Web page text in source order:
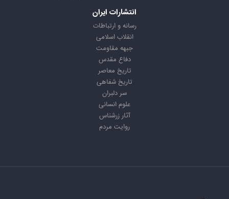
انتشارات ایران
رسانه و ارتباطات
انقلاب اسلامی
جبهه مقاومت
دفاع مقدس
تاریخ معاصر
تاریخ شفاهی
سر دلبران
علوم انسانی
آثار زرشناس
روایت مردم